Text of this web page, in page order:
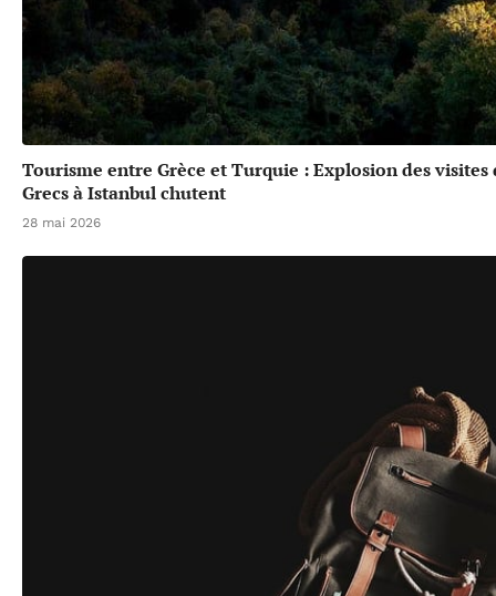
Tourisme entre Grèce et Turquie : Explosion des
Grecs à Istanbul chutent
28 mai 2026